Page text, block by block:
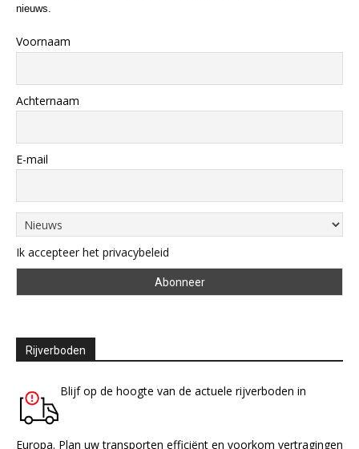
nieuws.
Voornaam
Achternaam
E-mail
Ik accepteer het privacybeleid
Rijverboden
Blijf op de hoogte van de actuele rijverboden in
Europa. Plan uw transporten efficiënt en voorkom vertragingen